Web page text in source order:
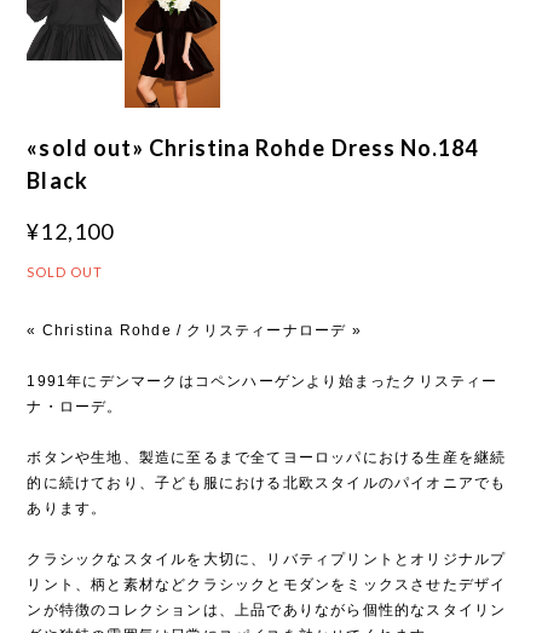
«sold out» Christina Rohde Dress No.184
Black
¥12,100
SOLD OUT
« Christina Rohde / クリスティーナローデ »
1991年にデンマークはコペンハーゲンより始まったクリスティー
ナ・ローデ。
ボタンや生地、製造に至るまで全てヨーロッパにおける生産を継続
的に続けており、子ども服における北欧スタイルのパイオニアでも
あります。
クラシックなスタイルを大切に、リバティプリントとオリジナルプ
リント、柄と素材などクラシックとモダンをミックスさせたデザイ
ンが特徴のコレクションは、上品でありながら個性的なスタイリン